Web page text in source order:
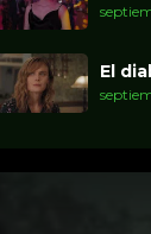
El